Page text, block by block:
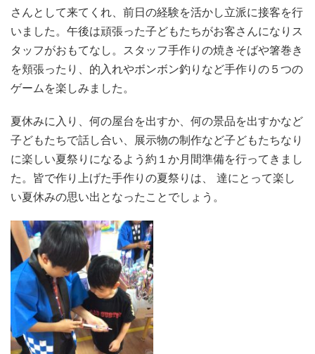
さんとして来てくれ、前日の経験を活かし立派に接客を行
いました。午後は頑張った子どもたちがお客さんになりス
タッフがおもてなし。スタッフ手作りの焼きそばや箸巻き
を頬張ったり、的入れやボンボン釣りなど手作りの５つの
ゲームを楽しみました。
夏休みに入り、何の屋台を出すか、何の景品を出すかなど
子どもたちで話し合い、展示物の制作など子どもたちなり
に楽しい夏祭りになるよう約１か月間準備を行ってきまし
た。皆で作り上げた手作りの夏祭りは、 達にとって楽し
い夏休みの思い出となったことでしょう。